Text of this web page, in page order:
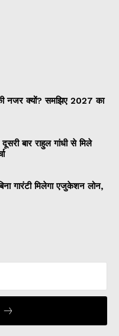
नजर क्यों? समझिए 2027 का
बार राहुल गांधी से मिले
गारंटी मिलेगा एजुकेशन लोन,